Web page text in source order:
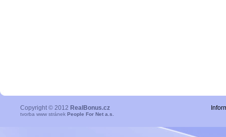
Copyright © 2012 RealBonus.cz
tvorba www stránek People For Net a.s.